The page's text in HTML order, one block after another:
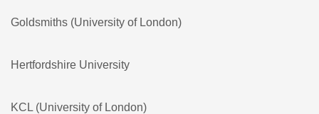
Goldsmiths (University of London)
Hertfordshire University
KCL (University of London)